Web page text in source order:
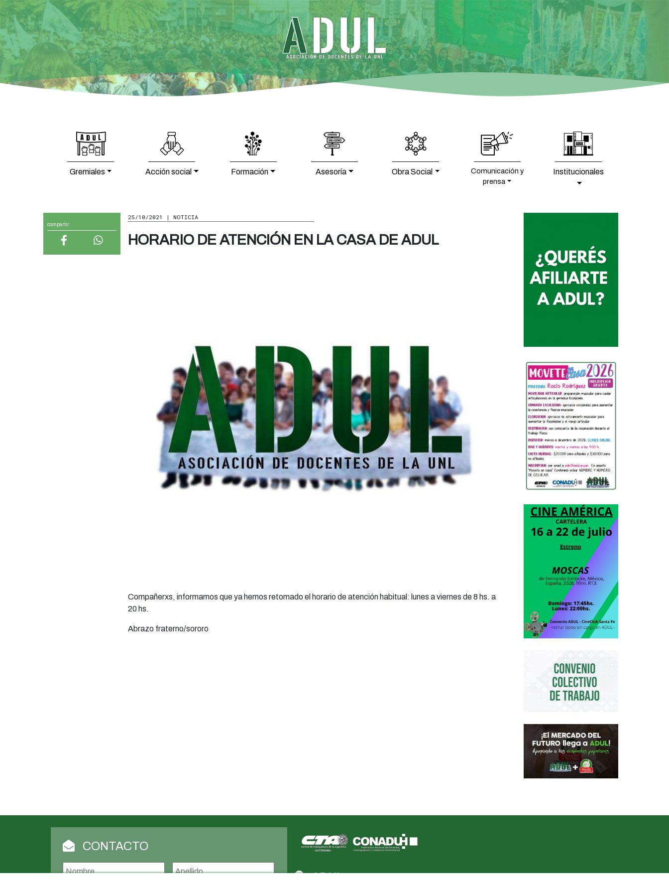
Gremiales Acción social Formación Asesoría Obra Social
Comunicación y
prensa
Institucionales
compartir
25/10/2021 | NOTICIA
HORARIO DE ATENCIÓN EN LA CASA DE ADUL
Compañerxs, informamos que ya hemos retomado el horario de atención habitual: lunes a viernes de 8 hs. a
20 hs.
Abrazo fraterno/sororo
CONTACTO
Nombre
ADUL